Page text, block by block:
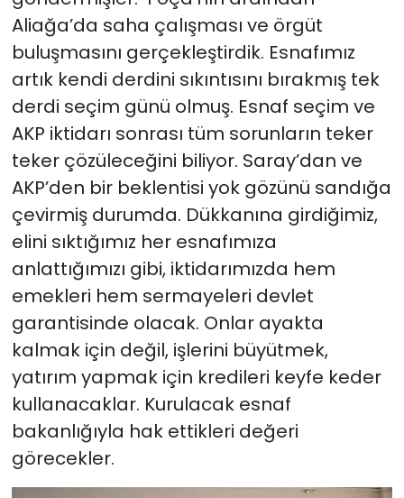
Aliağa’da saha çalışması ve örgüt
buluşmasını gerçekleştirdik. Esnafımız
artık kendi derdini sıkıntısını bırakmış tek
derdi seçim günü olmuş. Esnaf seçim ve
AKP iktidarı sonrası tüm sorunların teker
teker çözüleceğini biliyor. Saray’dan ve
AKP’den bir beklentisi yok gözünü sandığa
çevirmiş durumda. Dükkanına girdiğimiz,
elini sıktığımız her esnafımıza
anlattığımızı gibi, iktidarımızda hem
emekleri hem sermayeleri devlet
garantisinde olacak. Onlar ayakta
kalmak için değil, işlerini büyütmek,
yatırım yapmak için kredileri keyfe keder
kullanacaklar. Kurulacak esnaf
bakanlığıyla hak ettikleri değeri
görecekler.